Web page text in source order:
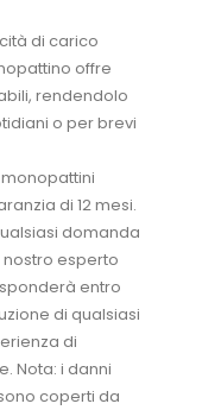
di carico
offre
rendendolo
o per brevi
di 12 mesi.
domanda
nostro esperto
entro
di qualsiasi
di
Nota: i danni
coperti da